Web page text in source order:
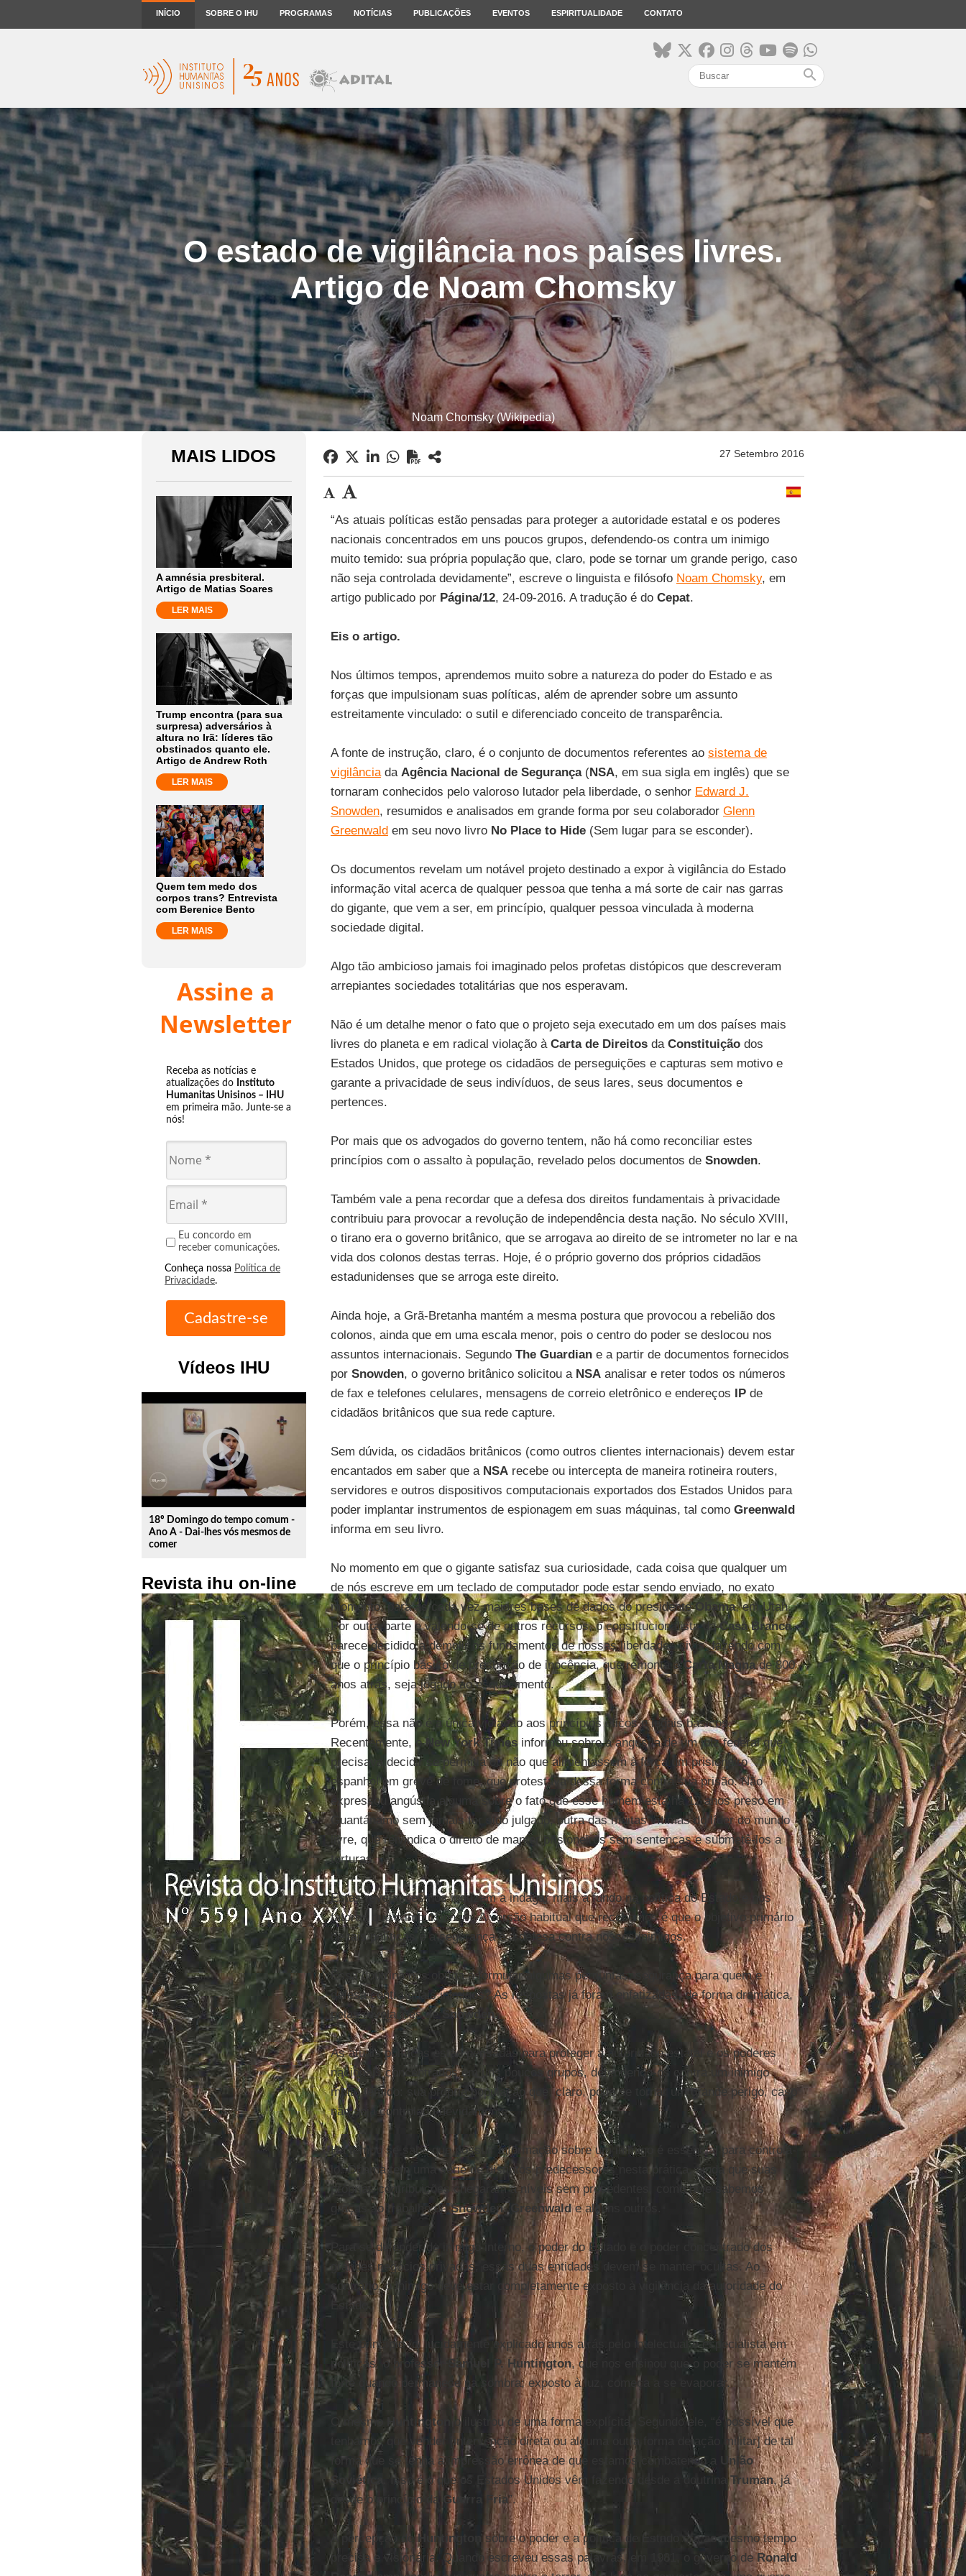
INÍCIO SOBRE O IHU PROGRAMAS NOTÍCIAS PUBLICAÇÕES EVENTOS ESPIRITUALIDADE CONTATO
search
O estado de vigilância nos países livres.
Artigo de Noam Chomsky
Noam Chomsky (Wikipedia)
MAIS LIDOS
A amnésia presbiteral.
Artigo de Matias Soares
LER MAIS
Trump encontra (para sua
surpresa) adversários à
altura no Irã: líderes tão
obstinados quanto ele.
Artigo de Andrew Roth
LER MAIS
Quem tem medo dos
corpos trans? Entrevista
com Berenice Bento
LER MAIS
Assine a
Newsletter
Receba as notícias e
atualizações do Instituto
Humanitas Unisinos – IHU
em primeira mão. Junte-se a
nós!
Eu concordo em
receber comunicações.
Conheça nossa Política de
Privacidade.
Vídeos IHU
play_circle_outline
18º Domingo do tempo comum -
Ano A - Dai-lhes vós mesmos de
comer
Revista ihu on-line
27 Setembro 2016
“As atuais políticas estão pensadas para proteger a autoridade estatal e os poderes
nacionais concentrados em uns poucos grupos, defendendo-os contra um inimigo
muito temido: sua própria população que, claro, pode se tornar um grande perigo, caso
não seja controlada devidamente”, escreve o linguista e filósofo Noam Chomsky, em
artigo publicado por Página/12, 24-09-2016. A tradução é do Cepat.
Eis o artigo.
Nos últimos tempos, aprendemos muito sobre a natureza do poder do Estado e as
forças que impulsionam suas políticas, além de aprender sobre um assunto
estreitamente vinculado: o sutil e diferenciado conceito de transparência.
A fonte de instrução, claro, é o conjunto de documentos referentes ao sistema de
vigilânciada Agência Nacional de Segurança(NSA, em sua sigla em inglês) que se
tornaram conhecidos pelo valoroso lutador pela liberdade, o senhor Edward J.
Snowden, resumidos e analisados em grande forma por seu colaborador Glenn
Greenwaldem seu novo livro No Place to Hide(Sem lugar para se esconder).
Os documentos revelam um notável projeto destinado a expor à vigilância do Estado
informação vital acerca de qualquer pessoa que tenha a má sorte de cair nas garras
do gigante, que vem a ser, em princípio, qualquer pessoa vinculada à moderna
sociedade digital.
Algo tão ambicioso jamais foi imaginado pelos profetas distópicos que descreveram
arrepiantes sociedades totalitárias que nos esperavam.
Não é um detalhe menor o fato que o projeto seja executado em um dos países mais
livres do planeta e em radical violação à Carta de Direitosda Constituiçãodos
Estados Unidos, que protege os cidadãos de perseguições e capturas sem motivo e
garante a privacidade de seus indivíduos, de seus lares, seus documentos e
pertences.
Por mais que os advogados do governo tentem, não há como reconciliar estes
princípios com o assalto à população, revelado pelos documentos de Snowden.
Também vale a pena recordar que a defesa dos direitos fundamentais à privacidade
contribuiu para provocar a revolução de independência desta nação. No século XVIII,
o tirano era o governo britânico, que se arrogava ao direito de se intrometer no lar e na
vida dos colonos destas terras. Hoje, é o próprio governo dos próprios cidadãos
estadunidenses que se arroga este direito.
Ainda hoje, a Grã-Bretanha mantém a mesma postura que provocou a rebelião dos
colonos, ainda que em uma escala menor, pois o centro do poder se deslocou nos
assuntos internacionais. Segundo The Guardiane a partir de documentos fornecidos
por Snowden, o governo britânico solicitou a NSAanalisar e reter todos os números
de fax e telefones celulares, mensagens de correio eletrônico e endereços IPde
cidadãos britânicos que sua rede capture.
Sem dúvida, os cidadãos britânicos (como outros clientes internacionais) devem estar
encantados em saber que a NSArecebe ou intercepta de maneira rotineira routers,
servidores e outros dispositivos computacionais exportados dos Estados Unidos para
poder implantar instrumentos de espionagem em suas máquinas, tal como Greenwald
informa em seu livro.
No momento em que o gigante satisfaz sua curiosidade, cada coisa que qualquer um
de nós escreve em um teclado de computador pode estar sendo enviado, no exato
momento, para as cada vez maiores bases de dados do presidenteObama, em Utah.
Por outra parte e valendo-se de outros recursos, o constitucionalista daCasa Branca
parece decidido a demolir os fundamentos de nossas liberdades civis, fazendo com
que o princípio básico de presunção de inocência, que remonta à Carta Magnade 800
anos atrás, seja jogado ao esquecimento.
Porém, essa não é a única violação aos princípios éticos e legais básicos.
Recentemente, oNew York Timesinformou sobre a angústia de um juiz federal que
precisava decidir se permitia ou não que alimentassem à força um prisioneiro
espanhol em greve de fome, que protestava dessa forma contra sua prisão. Não
expressou angústia alguma sobre o fato que esse homem está há 12 anos preso em
Guantánamo sem jamais ter sido julgado, outra das muitas vítimas do líder do mundo
livre, que reivindica o direito de manter prisioneiros sem sentenças e submetê-los a
torturas.
Estas revelações nos induzem a indagar mais a fundo na política do Estado e nos
fatores que o impulsionam. A versão habitual que recebemos é que o objetivo primário
de tais políticas é a segurança e a defesa contra nossos inimigos.
Essa doutrina nos obriga a formular algumas perguntas: segurança para quem e
defesa contra quais inimigos? As respostas já foram enfatizadas, de forma dramática,
pelas revelações de
Snowden.
As atuais políticas estão pensadas para proteger a autoridade estatal e os poderes
nacionais concentrados em uns poucos grupos, defendendo-os contra um inimigo
muito temido: sua própria população que, claro, pode se tornar um grande perigo, caso
não seja controlada devidamente.
Há tempo se sabe que possuir informação sobre um inimigo é essencial para controlá-
lo. Obama tem uma série de distintos predecessores nesta prática, ainda que suas
próprias contribuições chegaram a níveis sem precedentes, como hoje sabemos
graças ao trabalho deSnowden, Greenwalde alguns outros.
Para se defender do inimigo interno, o poder do Estado e o poder concentrado dos
grandes negócios privados, essas duas entidades devem se manter ocultas. Ao
contrário, o inimigo deve estar completamente exposto à vigilância da autoridade do
Estado.
Este princípio foi lucidamente explicado anos atrás pelo intelectual e especialista em
políticas, o professor
Samuel P. Huntington, que nos ensinou que o poder se mantém
forte quando permanece na sombra; exposto à luz, começa a se evaporar.
O mesmo Huntington
o ilustrou de uma forma explícita. Segundo ele, “é possível que
tenhamos que vender [intervenção direta ou alguma outra forma de ação militar] de tal
forma que se tenha a impressão errônea de que estamos combatendo a
União
Soviética
. Isso é o que os Estados Unidos vêm fazendo desde a doutrinaTruman, já
desde o princípio da
Guerra Fria”.
A percepção deHuntington
sobre o poder e a política de Estado era ao mesmo tempo
precisa e visionária. Quando escreveu essas palavras, em 1981, o governo de Ronald